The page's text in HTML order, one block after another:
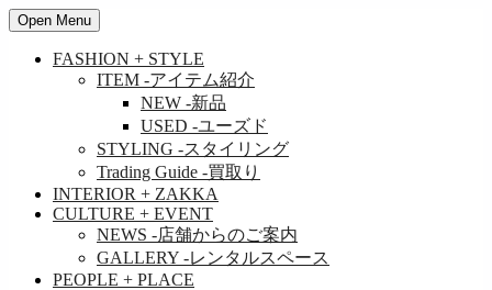
Open Menu
FASHION + STYLE
ITEM -アイテム紹介
NEW -新品
USED -ユーズド
STYLING -スタイリング
Trading Guide -買取り
INTERIOR + ZAKKA
CULTURE + EVENT
NEWS -店舗からのご案内
GALLERY -レンタルスペース
PEOPLE + PLACE